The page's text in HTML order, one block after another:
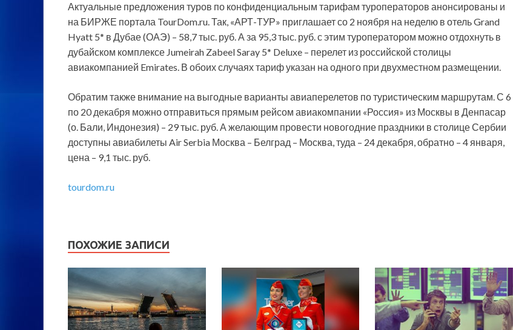
Актуальные предложения туров по конфиденциальным тарифам туроператоров анонсированы и
на БИРЖЕ портала TourDom.ru. Так, «АРТ-ТУР» приглашает со 2 ноября на неделю в отель Grand
Hyatt 5* в Дубае (ОАЭ) – 58,7 тыс. руб. А за 95,3 тыс. руб. с этим туроператором можно отдохнуть в
дубайском комплексе Jumeirah Zabeel Saray 5* Deluxe – перелет из российской столицы
авиакомпанией Emirates. В обоих случаях тариф указан на одного при двухместном размещении.
Обратим также внимание на выгодные варианты авиаперелетов по туристическим маршрутам. С 6
по 20 декабря можно отправиться прямым рейсом авиакомпании «Россия» из Москвы в Денпасар
(о. Бали, Индонезия) – 29 тыс. руб. А желающим провести новогодние праздники в столице Сербии
доступны авиабилеты Air Serbia Москва – Белград – Москва, туда – 24 декабря, обратно – 4 января,
цена – 9,1 тыс. руб.
tourdom.ru
ПОХОЖИЕ ЗАПИСИ